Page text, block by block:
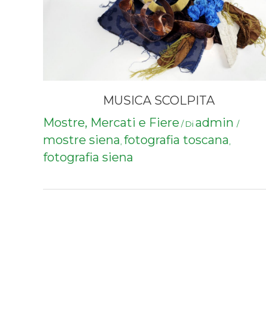
MUSICA SCOLPITA
Mostre, Mercati e Fiere / Di admin /
mostre siena fotografia toscana
fotografia siena